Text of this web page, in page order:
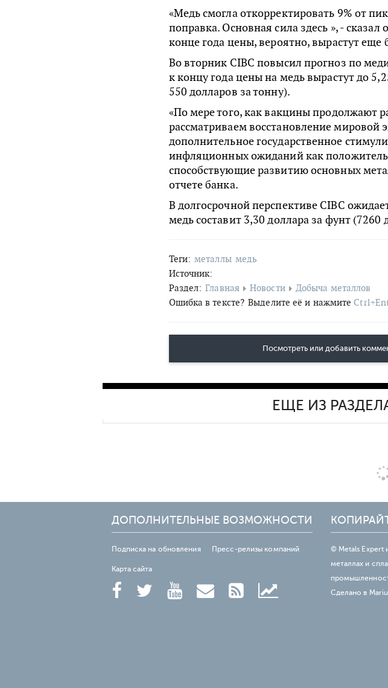
«Медь смогла откорректировать 9% от
поправка. Основная сила здесь », - сказал
конце года цены, вероятно, вырастут еще
Во вторник CIBC повысил прогноз по
к концу года цены на медь вырастут до
550 долларов за тонну).
«По мере того, как вакцины продолжают
рассматриваем восстановление мировой
дополнительное государственное
инфляционных ожиданий как
способствующие развитию основных
отчете банка.
В долгосрочной перспективе CIBC
медь составит 3,30 доллара за фунт (7260
Теги: металлы медь
Источник:
Раздел: Главная Новости
Добыча металлов
Ошибка в тексте? Выделите её и нажмите
Посмотреть или добавить
ЕЩЕ ИЗ
ДОПОЛНИТЕЛЬНЫЕ ВОЗМОЖНОСТИ
Подписка на обновления Пресс-релизы компаний
Карта сайта
© Metals Expert
металлах и
Сделано в